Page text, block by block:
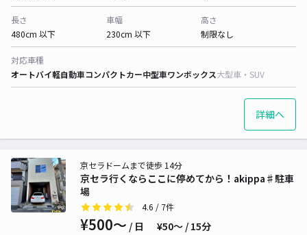
長さ
480cm 以下
車幅
230cm 以下
高さ
制限なし
対応車種
オートバイ軽自動車コンパクトカー中型車ワンボックス大型車・SUV
詳細へ
京セラ行くならここに停めてから！akippa♯駐車
場
京セラドームまで徒歩 14分
4.6 / 7件
¥500〜 / 日 ¥50〜 / 15分